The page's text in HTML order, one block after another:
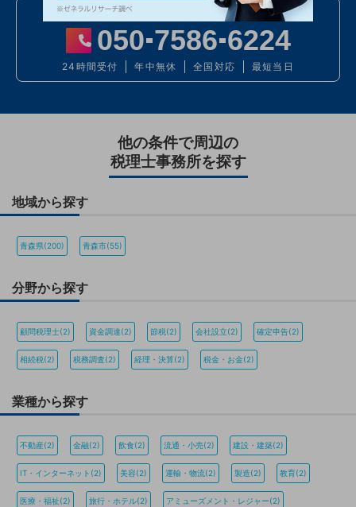
お電話での問い合わせ
050 7586 6224
24時間受付 年中無休 全国対応 最短当日
他の条件で周辺の
税理士事務所を探す
地域から探す
青森県(200) 青森市(55)
分野から探す
顧問税理士(2) 資金調達(2) 節税(2) 会社設立(2) 確定申告(2)
相続税(2) 税務調査(2) 経理・決算(2) 税金・お金(2)
業種から探す
不動産(2) 金融(2) 飲食(2) 流通・小売(2) 建設・建築(2)
IT・インターネット(2) 美容(2) 運輸・物流(2) 製造(2) 教育(2)
医療・福祉(2) 旅行・ホテル(2) アミューズメント・レジャー(2)